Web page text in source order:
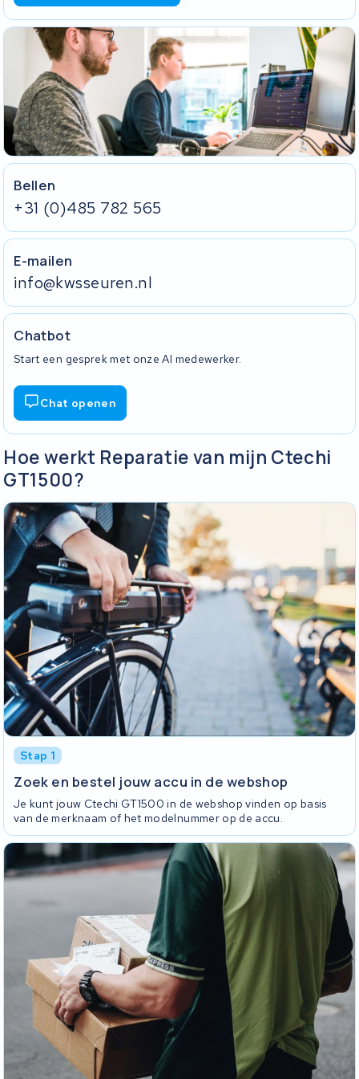
Bellen
+31 (0)485 782 565
E-mailen
info@kwsseuren.nl
Chatbot
Start een gesprek met onze AI medewerker.
Chat openen
Hoe werkt Reparatie van mijn Ctechi
GT1500?
Stap 1
Zoek en bestel jouw accu in de webshop
Je kunt jouw Ctechi GT1500 in de webshop vinden op basis
van de merknaam of het modelnummer op de accu.